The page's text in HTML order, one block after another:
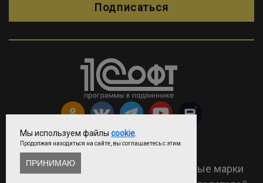
Подписаться
Copyright © ООО «Софтехно»
2026 Все права защищены. Все торговые марки
Мы используем файлы cookie
Продолжая находиться на сайте, вы соглашаетесь с этим.
ПРИНИМАЮ